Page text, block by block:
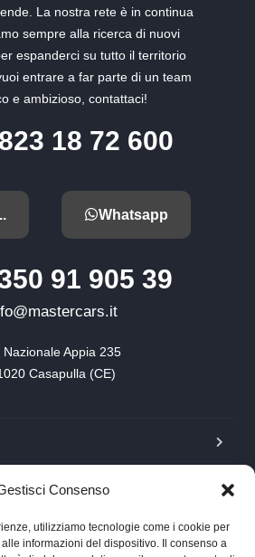
Consenso
utilizziamo tecnologie come i cookie per
informazioni del dispositivo. Il consenso a
La nostra rete è in continua
sempre alla ricerca di nuovi
espanderci su tutto il territorio
entrare a far parte di un team
e ambizioso, contattaci!
18 72 600
Whatsapp
91 905 39
Nazionale Appia 235
Casapulla (CE)